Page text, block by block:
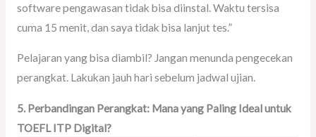
software pengawasan tidak bisa diinstal. Waktu tersisa
cuma 15 menit, dan saya tidak bisa lanjut tes.”
Pelajaran yang bisa diambil? Jangan menunda pengecekan
perangkat. Lakukan jauh hari sebelum jadwal ujian.
5. Perbandingan Perangkat: Mana yang Paling Ideal untuk
TOEFL ITP Digital?